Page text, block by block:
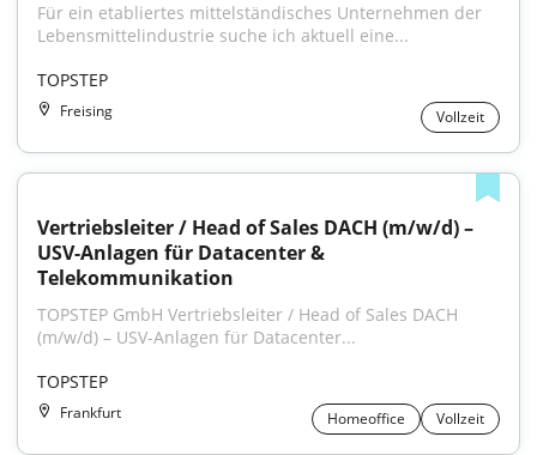
Für ein etabliertes mittelständisches Unternehmen der
Lebensmittelindustrie suche ich aktuell eine...
TOPSTEP
Freising Vollzeit
Vertriebsleiter / Head of Sales DACH (m/w/d) –
USV-Anlagen für Datacenter &
Telekommunikation
TOPSTEP GmbH Vertriebsleiter / Head of Sales DACH
(m/w/d) – USV-Anlagen für Datacenter...
TOPSTEP
Frankfurt Homeoffice Vollzeit